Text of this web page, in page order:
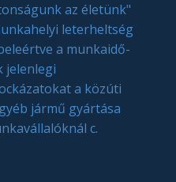
az életünk"
leterheltség
a munkaidő-
jelenlegi
a közúti
jármű gyártása
c.